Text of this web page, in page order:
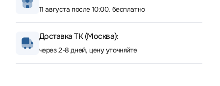
11 августа после 10:00, бесплатно
Доставка ТК (Москва):
через 2-8 дней, цену уточняйте